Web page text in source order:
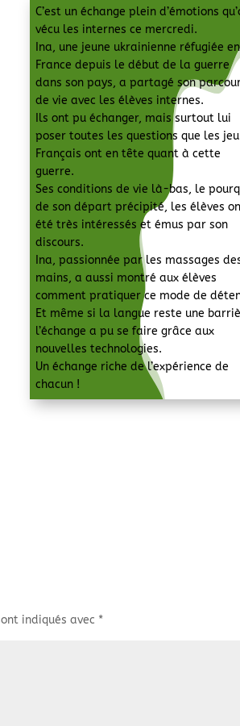
C’est un échange plein d’émotions
vécu les internes ce mercredi.
Ina, une jeune ukrainienne réfugiée en
France depuis le début de la guerre
dans son pays, a partagé son
de vie avec les élèves internes.
Ils ont pu échanger, mais surtout lui
poser toutes les questions que les
Français ont en tête quant à cette
guerre.
Ses conditions de vie là-bas, le
de son départ précipité, les élèves
été très intéressés et émus par son
discours.
Ina, passionnée par les massages
mains, a aussi montré aux élèves
comment pratiquer ce mode de
Et même si la langue reste une
l’échange a pu se faire grâce aux
nouvelles technologies.
Un échange riche de l’expérience de
chacun !
indiqués avec *